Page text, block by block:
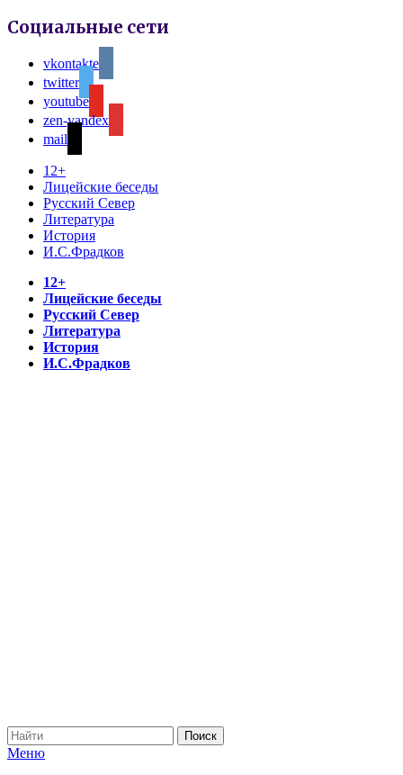
Социальные сети
vkontakte
twitter
youtube
zen-yandex
mail
12+
Лицейские беседы
Русский Север
Литература
История
И.С.Фрадков
12+
Лицейские беседы
Русский Север
Литература
История
И.С.Фрадков
Меню